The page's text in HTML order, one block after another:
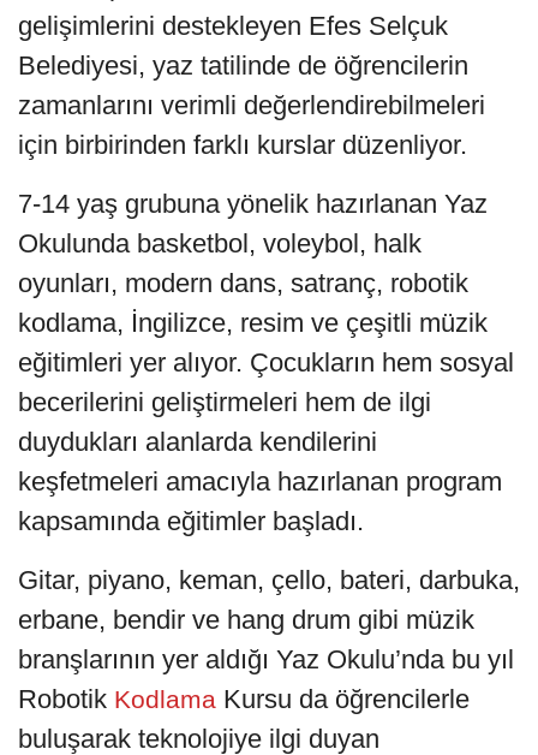
gelişimlerini destekleyen Efes Selçuk
Belediyesi, yaz tatilinde de öğrencilerin
zamanlarını verimli değerlendirebilmeleri
için birbirinden farklı kurslar düzenliyor.
7-14 yaş grubuna yönelik hazırlanan Yaz
Okulunda basketbol, voleybol, halk
oyunları, modern dans, satranç, robotik
kodlama, İngilizce, resim ve çeşitli müzik
eğitimleri yer alıyor. Çocukların hem sosyal
becerilerini geliştirmeleri hem de ilgi
duydukları alanlarda kendilerini
keşfetmeleri amacıyla hazırlanan program
kapsamında eğitimler başladı.
Gitar, piyano, keman, çello, bateri, darbuka,
erbane, bendir ve hang drum gibi müzik
branşlarının yer aldığı Yaz Okulu’nda bu yıl
Robotik Kodlama Kursu da öğrencilerle
buluşarak teknolojiye ilgi duyan